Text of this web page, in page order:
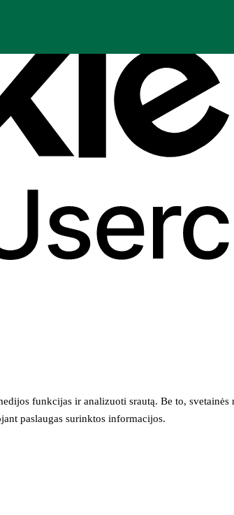
funkcijas ir analizuoti srautą. Be to,
paslaugas surinktos informacijos.